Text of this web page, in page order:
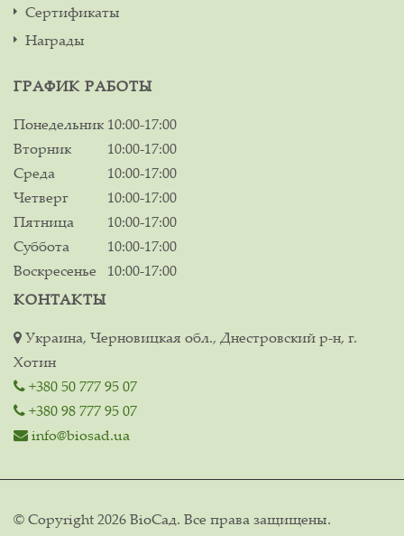
Сертификаты
Награды
ГРАФИК РАБОТЫ
Понедельник 10:00-17:00
Вторник
10:00-17:00
Среда
10:00-17:00
Четверг
10:00-17:00
Пятница
10:00-17:00
Суббота
10:00-17:00
Воскресенье
10:00-17:00
КОНТАКТЫ
Украина, Черновицкая обл., Днестровский р-н, г.
Хотин
+380 50 777 95 07
+380 98 777 95 07
info@biosad.ua
© Copyright 2026 ВіоСад. Все права защищены.